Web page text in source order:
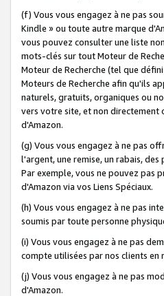
(f) Vous vous engagez à ne pas
Kindle » ou toute autre marque
vous pouvez consulter une liste
mots-clés sur tout Moteur de
Moteur de Recherche (tel que
Moteurs de Recherche afin qu'ils
naturels, gratuits, organiques ou
vers votre site, et non directement
d'Amazon.
(g) Vous vous engagez à ne pas
l'argent, une remise, un rabais,
Par exemple, vous ne pouvez pas
d'Amazon via vos Liens Spéciaux.
(h) Vous vous engagez à ne pas
soumis par toute personne
(i) Vous vous engagez à ne pas
compte utilisées par nos clients
(j) Vous vous engagez à ne pas
d'Amazon.